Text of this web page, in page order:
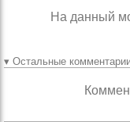
На данный
▾ Остальные